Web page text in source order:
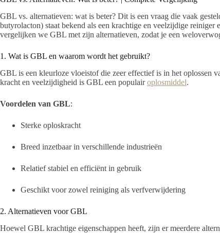
GBL vs. alternatieven: wat is beter? Dit is een vraag die vaak
butyrolacton) staat bekend als een krachtige en veelzijdige
vergelijken we GBL met zijn alternatieven, zodat je een
1. Wat is GBL en waarom wordt het gebruikt?
GBL is een kleurloze vloeistof die zeer effectief is in het oplossen
kracht en veelzijdigheid is GBL een populairoplosmiddel.
Voordelen van GBL:
Sterke oploskracht
Breed inzetbaar in verschillende industrieën
Relatief stabiel en efficiënt in gebruik
Geschikt voor zowel reiniging als verfverwijdering
2. Alternatieven voor GBL
Hoewel GBL krachtige eigenschappen heeft, zijn er meerdere